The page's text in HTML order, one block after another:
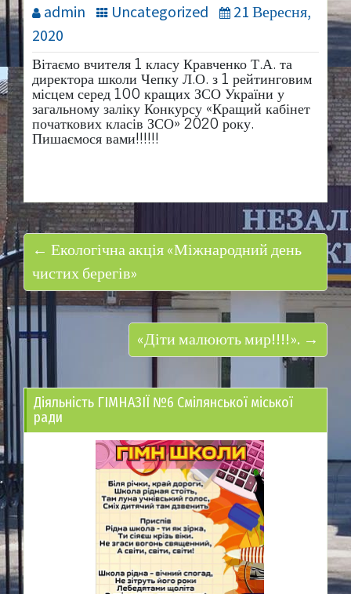
admin Uncategorized
21 Вересня,
2020
Вітаємо вчителя 1 класу Кравченко Т.А. та
директора школи Чепку Л.О. з 1 рейтинговим
місцем серед 100 кращих ЗСО України у
загальному заліку Конкурсу «Кращий кабінет
початкових класів ЗСО» 2020 року.
Пишаємося вами!!!!!!
← Екологічна акція «Міжнародний день
чистих берегів»
«Діти малюють мир!!!!». →
Діяльність ГІМНАЗІЇ №6 Смілянської міської
ради